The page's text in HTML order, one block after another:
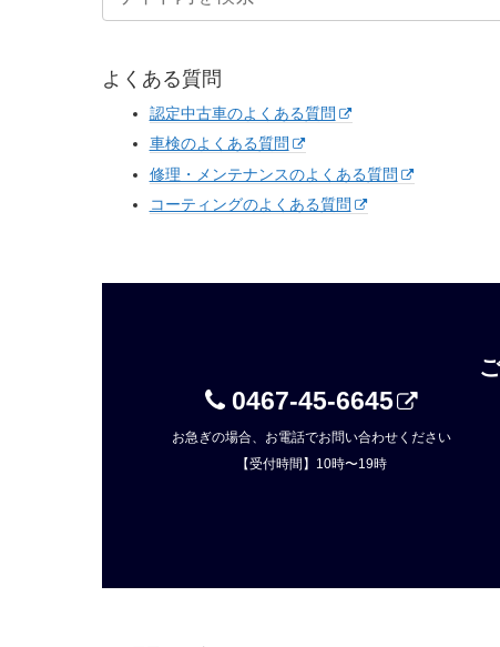
よくある質問
認定中古車のよくある質問
車検のよくある質問
修理・メンテナンスのよくある質問
コーティングのよくある質問
0467-45-6645
お急ぎの場合、お電話でお問い合わせください
【受付時間】10時〜19時